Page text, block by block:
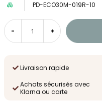
PD-ECO30M-019R-10
- +
Livraison rapide
Achats sécurisés avec
Klarna ou carte